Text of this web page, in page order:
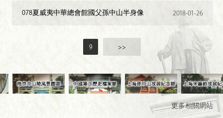
2018-01-26
078夏威夷中華總會館國父孫中山半身像
9 >>
更多相關網站